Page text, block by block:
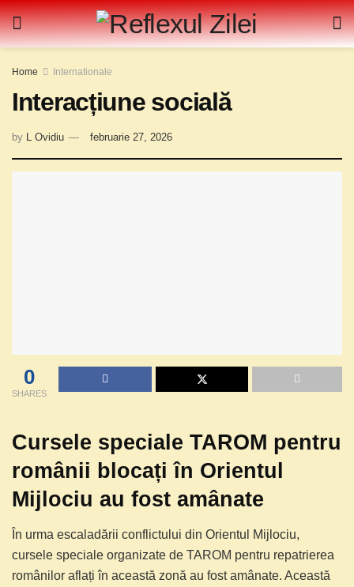
Home Internationale
Interacțiune socială
by L Ovidiu februarie 27, 2026
0
SHARES
Cursele speciale TAROM pentru
românii blocați în Orientul
Mijlociu au fost amânate
În urma escaladării conflictului din Orientul Mijlociu,
cursele speciale organizate de TAROM pentru repatrierea
românilor aflați în această zonă au fost amânate. Această